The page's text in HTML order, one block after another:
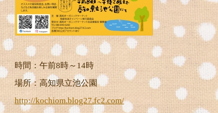
時間：午前8時～14時
場所：高知県立池公園
http://kochiom.blog27.fc2.com/